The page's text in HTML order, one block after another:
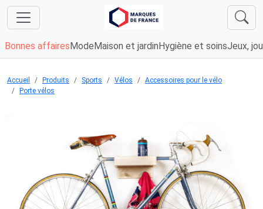
Bonnes affaires Mode Maison et jardin Hygiène et soinsJeux,
Accueil Produits Sports Vélos
Accessoires pour le vélo
Porte vélos